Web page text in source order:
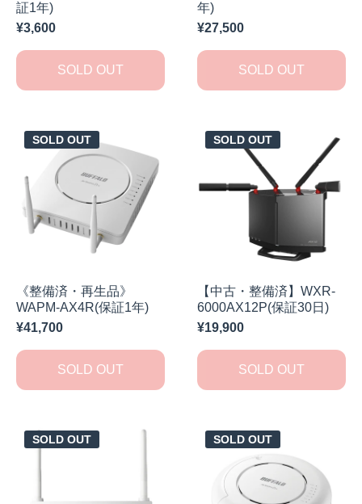
証1年)
¥3,600
SOLD OUT
年)
¥27,500
SOLD OUT
SOLD OUT
《整備済・再生品》
WAPM-AX4R(保証1年)
¥41,700
SOLD OUT
SOLD OUT
【中古・整備済】WXR-
6000AX12P(保証30日)
¥19,900
SOLD OUT
SOLD OUT SOLD OUT